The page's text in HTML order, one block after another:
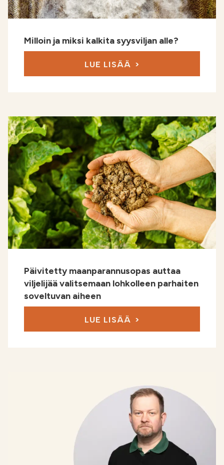
Milloin ja miksi kalkita syysviljan alle?
LUE LISÄÄ
Päivitetty maanparannusopas auttaa
viljelijää valitsemaan lohkolleen parhaiten
soveltuvan aiheen
LUE LISÄÄ